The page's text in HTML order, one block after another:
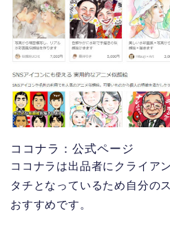
ココナラ：公式ページ
ココナラは出品者にクライア
タチとなっているため自分の
おすすめです。